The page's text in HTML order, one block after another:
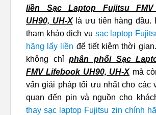
liền Sạc Laptop Fujitsu FMV
UH90, UH-Xlà ưu tiên hàng đầu.
tham khảo dịch vụ sạc laptop
hãng lấy liền để tiết kiệm thời
không chỉphân phối Sạc
FMV Lifebook UH90, UH-Xmà
vấn giải pháp tối ưu nhất cho các
quan đến pin và nguồn cho
thay sạc laptop Fujitsu zin chính